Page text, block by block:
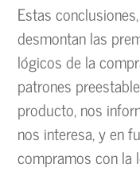
Estas
desmontan las
lógicos de la
patrones
producto, nos
nos interesa, y en
compramos con la